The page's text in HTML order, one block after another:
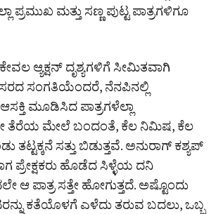
ಪ್ರಮುಖ ಮತ್ತು ಸಣ್ಣ ಪುಟ್ಟ ಪಾತ್ರಗಳಿಗೂ
ಆ್ಯಕ್ಷನ್ ದೃಶ್ಯಗಳಿಗೆ ಸೀಮಿತವಾಗಿ
ಸಂಗತಿಯೆಂದರೆ, ನೆನಪಿನಲ್ಲಿ
ಮೂಡಿಸಿದ ಪಾತ್ರಗಳೆಲ್ಲಾ
ತೆರೆಯ ಮೇಲೆ ಬಂದಂತೆ, ಕೆಲ ನಿಮಿಷ, ಕೆಲ
ತಟ್ಟಕ್ಕನೆ ಸತ್ತು ಬಿಡುತ್ತವೆ. ಅನುರಾಗ್ ಕಶ್ಯಪ್
ಹೊಡೆದ ಸಿಳ್ಳೆಯ ದನಿ
ಪಾತ್ರ ಸತ್ತೇ ಹೋಗುತ್ತದೆ. ಅಷ್ಟೊಂದು
ಕತೆಯೊಳಗೆ ಎಳೆದು ತರುವ ಬದಲು, ಒಬ್ಬ